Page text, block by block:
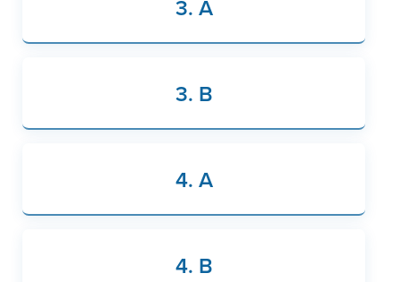
3. A
3. B
4. A
4. B